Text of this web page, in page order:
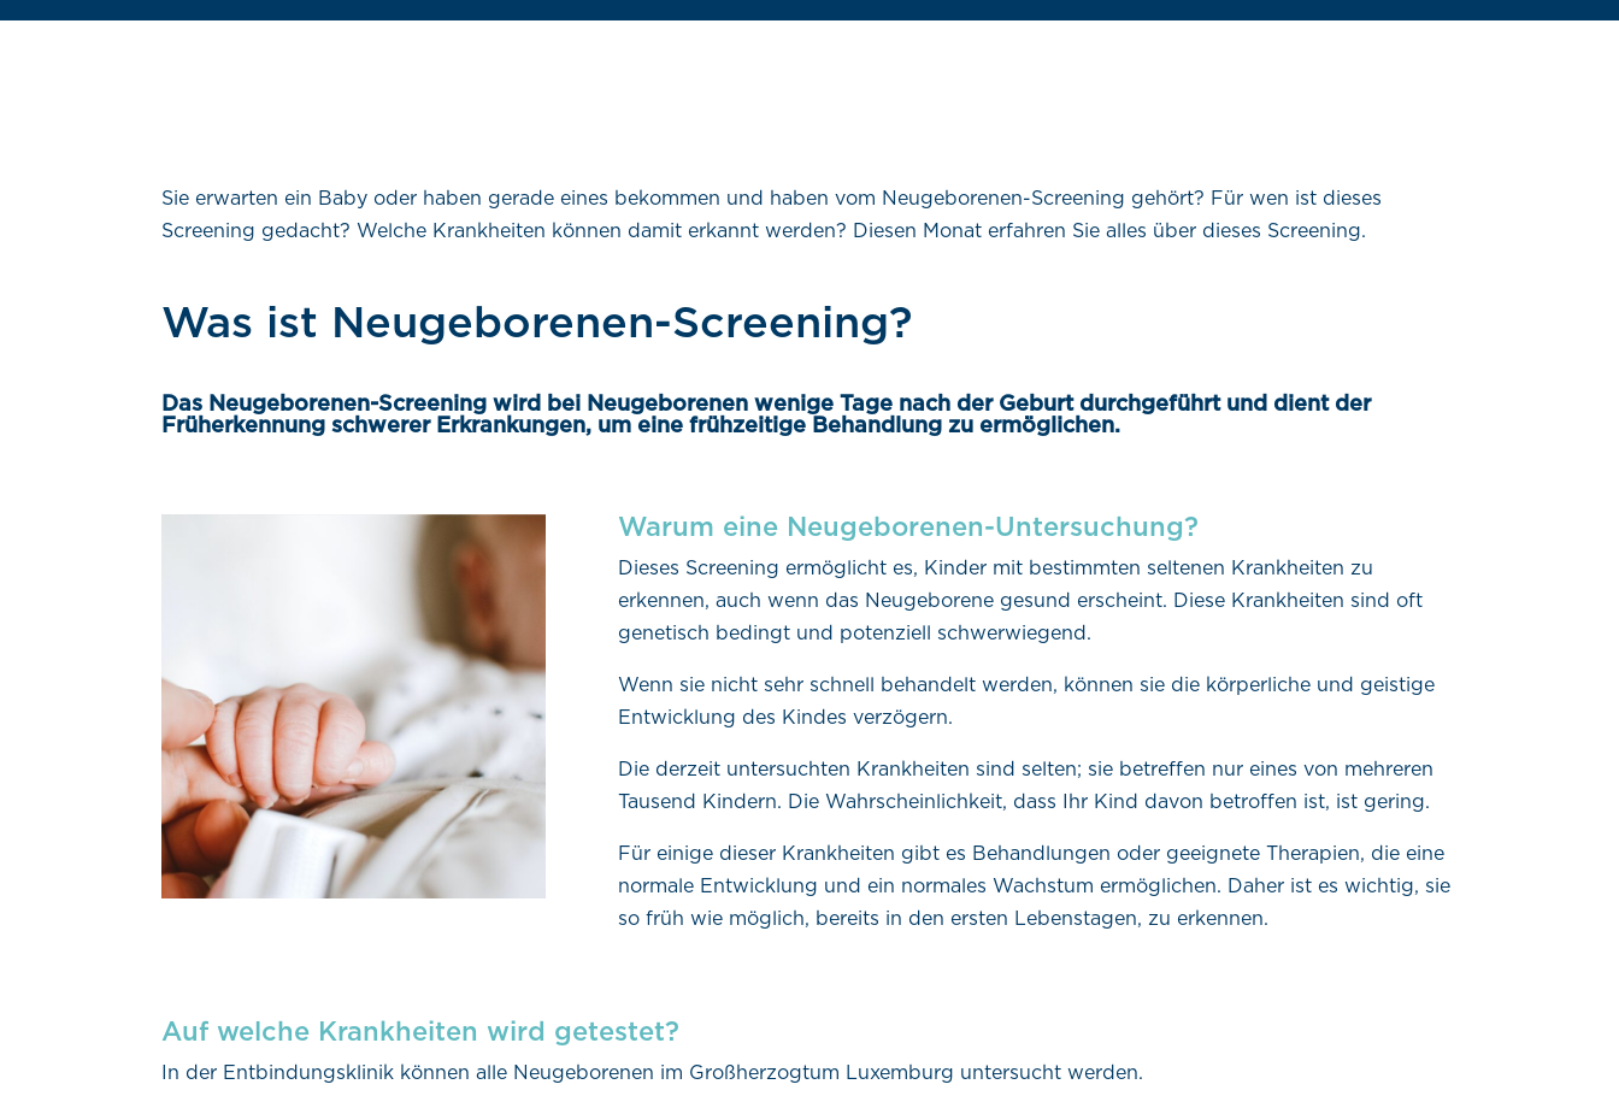
Sie erwarten ein Baby oder haben gerade eines bekommen und haben vom Neugeborenen-Screening gehört? Für wen ist dieses
Screening gedacht? Welche Krankheiten können damit erkannt werden? Diesen Monat erfahren Sie alles über dieses Screening.
Was ist Neugeborenen-Screening?
Das Neugeborenen-Screening wird bei Neugeborenen wenige Tage nach der Geburt durchgeführt und dient der
Früherkennung schwerer Erkrankungen, um eine frühzeitige Behandlung zu ermöglichen.
Warum eine Neugeborenen-Untersuchung?
Dieses Screening ermöglicht es, Kinder mit bestimmten seltenen Krankheiten zu
erkennen, auch wenn das Neugeborene gesund erscheint. Diese Krankheiten sind oft
genetisch bedingt und potenziell schwerwiegend.
Wenn sie nicht sehr schnell behandelt werden, können sie die körperliche und geistige
Entwicklung des Kindes verzögern.
Die derzeit untersuchten Krankheiten sind selten; sie betreffen nur eines von mehreren
Tausend Kindern. Die Wahrscheinlichkeit, dass Ihr Kind davon betroffen ist, ist gering.
Für einige dieser Krankheiten gibt es Behandlungen oder geeignete Therapien, die eine
normale Entwicklung und ein normales Wachstum ermöglichen. Daher ist es wichtig, sie
so früh wie möglich, bereits in den ersten Lebenstagen, zu erkennen.
Auf welche Krankheiten wird getestet?
In der Entbindungsklinik können alle Neugeborenen im Großherzogtum Luxemburg untersucht werden.